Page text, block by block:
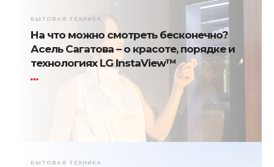
БЫТОВАЯ ТЕХНИКА
На что можно смотреть бесконечно?
Асель Сагатова – о красоте, порядке и
технологиях LG InstaView™
БЫТОВАЯ ТЕХНИКА